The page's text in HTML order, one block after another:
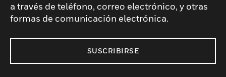
a través de teléfono, correo electrónico, y otras
formas de comunicación electrónica.
SUSCRIBIRSE